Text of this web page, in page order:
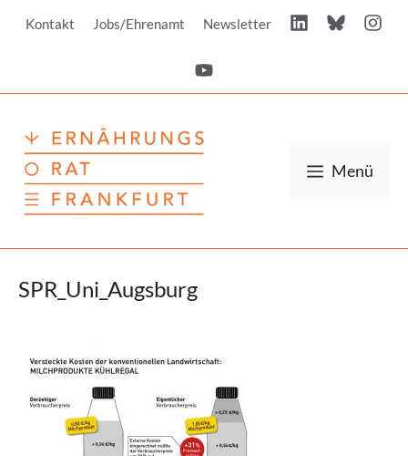
InhaltKontakt Jobs/Ehrenamt Newsletter
Menü
SPR_Uni_Augsburg